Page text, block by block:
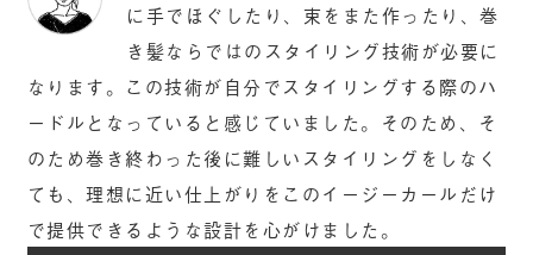
に手でほぐしたり、束をまた作ったり、巻
き髪ならではのスタイリング技術が必要に
なります。この技術が自分でスタイリングする際のハ
ードルとなっていると感じていました。そのため、そ
のため巻き終わった後に難しいスタイリングをしなく
ても、理想に近い仕上がりをこのイージーカールだけ
で提供できるような設計を心がけました。